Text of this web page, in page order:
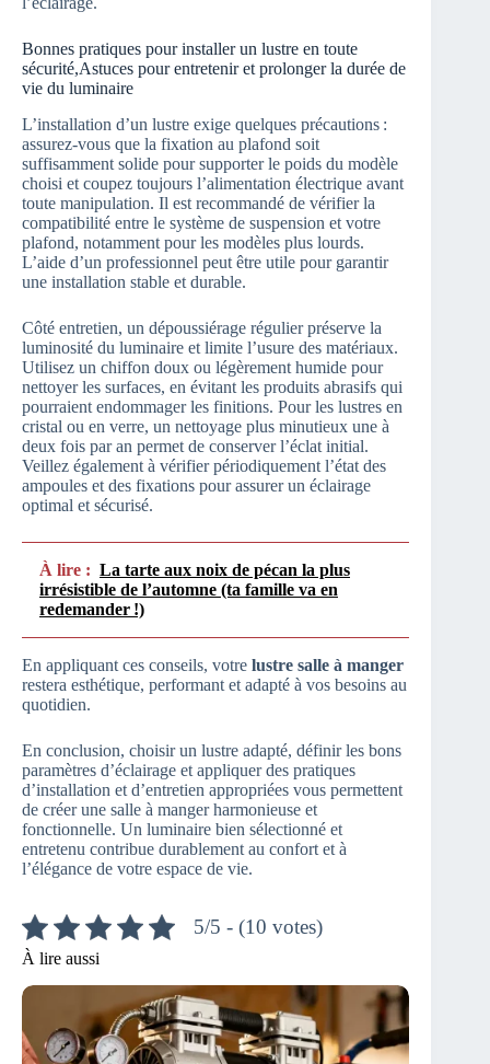
Bonnes pratiques pour installer un lustre en toute
sécurité,Astuces pour entretenir et prolonger la durée de
vie du luminaire
L’installation d’un lustre exige quelques précautions :
assurez-vous que la fixation au plafond soit
suffisamment solide pour supporter le poids du modèle
choisi et coupez toujours l’alimentation électrique avant
toute manipulation. Il est recommandé de vérifier la
compatibilité entre le système de suspension et votre
plafond, notamment pour les modèles plus lourds.
L’aide d’un professionnel peut être utile pour garantir
une installation stable et durable.
Côté entretien, un dépoussiérage régulier préserve la
luminosité du luminaire et limite l’usure des matériaux.
Utilisez un chiffon doux ou légèrement humide pour
nettoyer les surfaces, en évitant les produits abrasifs qui
pourraient endommager les finitions. Pour les lustres en
cristal ou en verre, un nettoyage plus minutieux une à
deux fois par an permet de conserver l’éclat initial.
Veillez également à vérifier périodiquement l’état des
ampoules et des fixations pour assurer un éclairage
optimal et sécurisé.
À lire : La tarte aux noix de pécan la plus
irrésistible de l’automne (ta famille va en
redemander !)
En appliquant ces conseils, votre lustre salle à manger
restera esthétique, performant et adapté à vos besoins au
quotidien.
En conclusion, choisir un lustre adapté, définir les bons
paramètres d’éclairage et appliquer des pratiques
d’installation et d’entretien appropriées vous permettent
de créer une salle à manger harmonieuse et
fonctionnelle. Un luminaire bien sélectionné et
entretenu contribue durablement au confort et à
l’élégance de votre espace de vie.
5/5 - (10 votes)
À lire aussi